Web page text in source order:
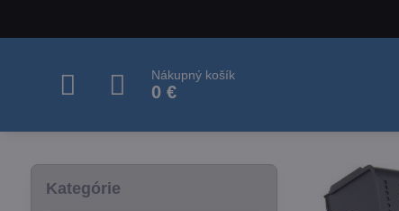
Nákupný košík
0 €
Kategórie